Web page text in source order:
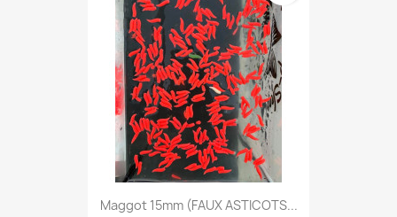
Maggot 15mm (FAUX ASTICOTS...